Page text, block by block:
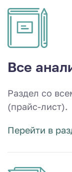
Все
Раздел со
(прайс-лист).
Перейти в